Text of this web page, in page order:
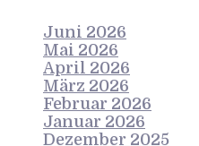
Juni 2026
Mai 2026
April 2026
März 2026
Februar 2026
Januar 2026
Dezember 2025